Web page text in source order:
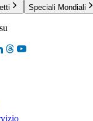
Speciali Mondiali